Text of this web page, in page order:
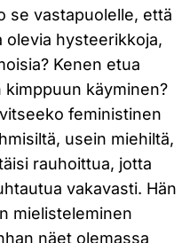
se vastapuolelle, että
hysteerikkoja,
Kenen etua
käyminen?
feministinen
usein miehiltä,
rauhoittua, jotta
vakavasti. Hän
mielisteleminen
näet olemassa